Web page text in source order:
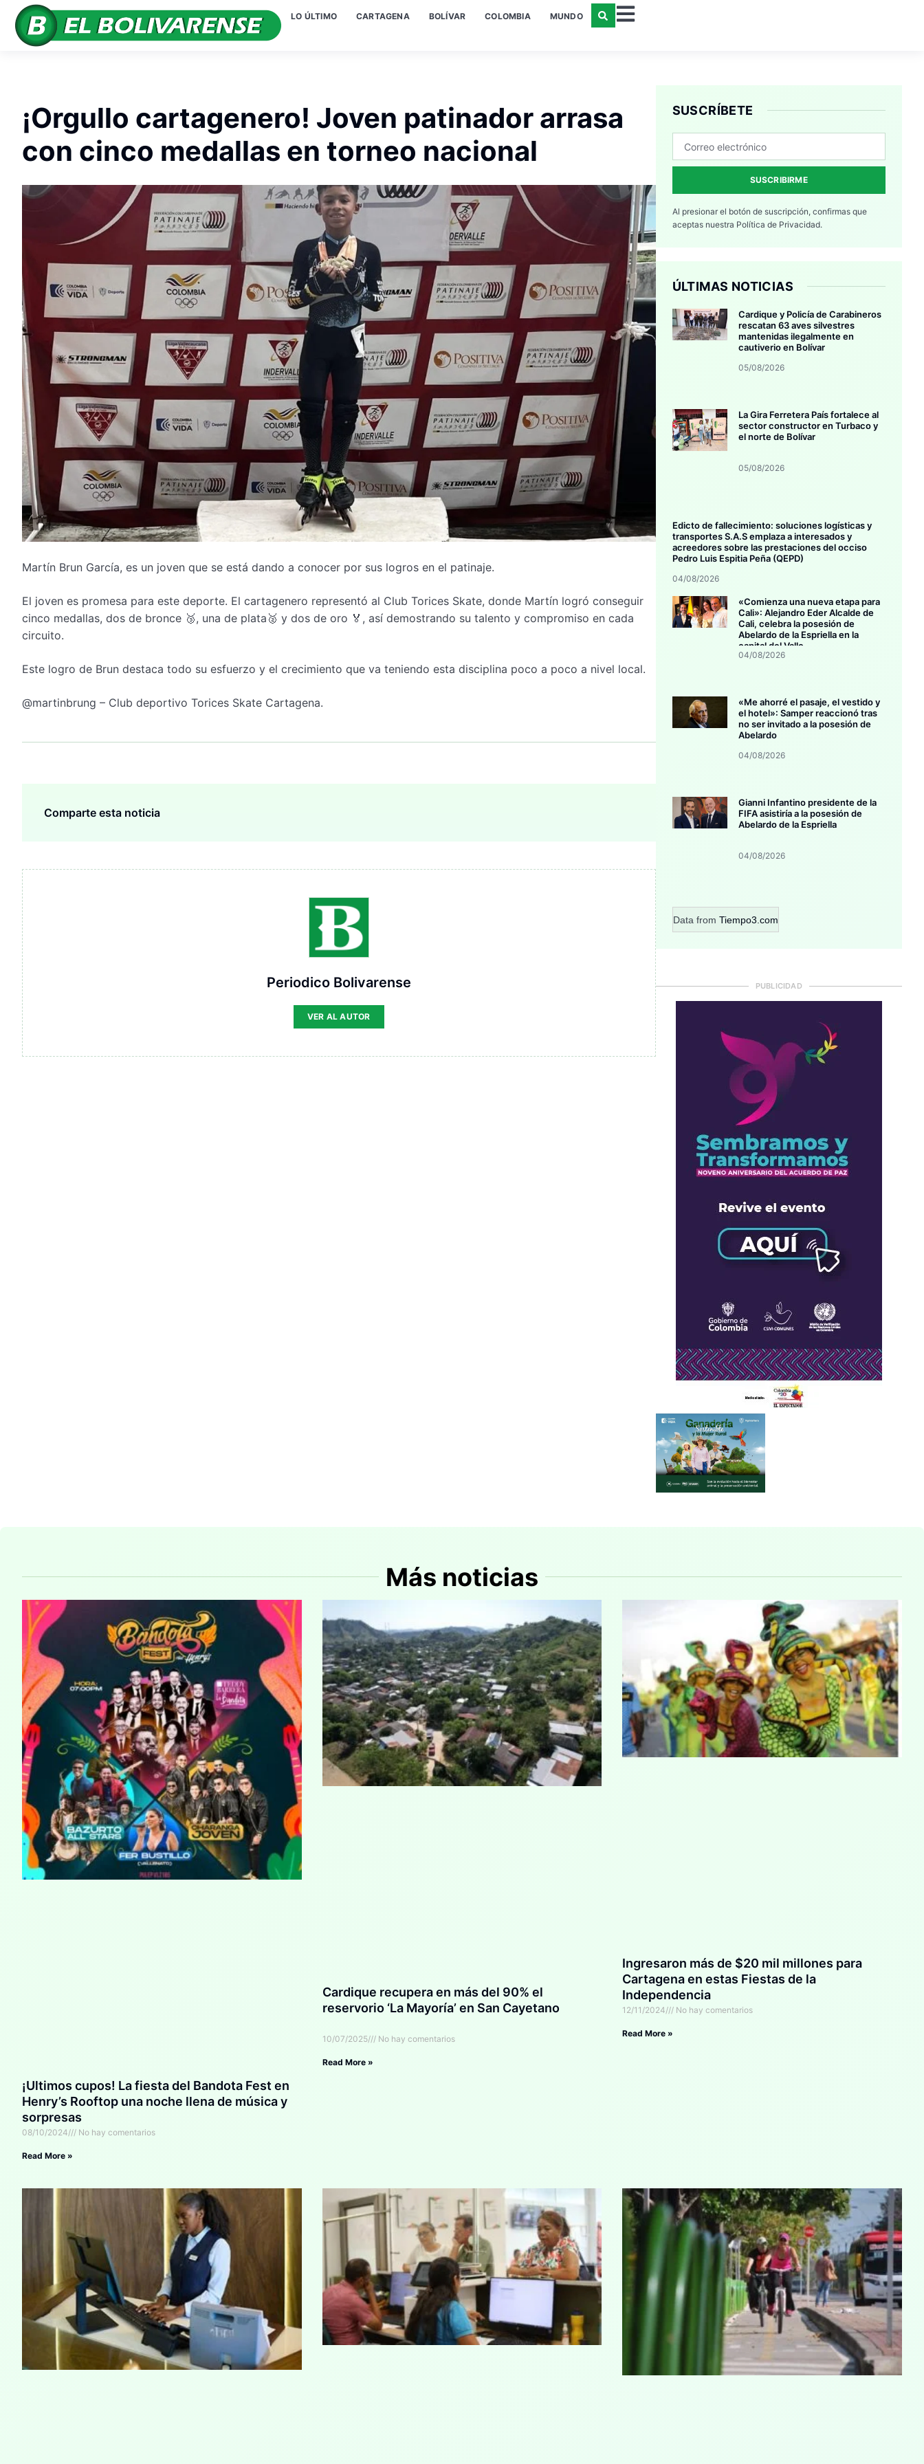
LO ÚLTIMO CARTAGENA BOLÍVAR COLOMBIA MUNDO
¡Orgullo cartagenero! Joven patinador arrasa
con cinco medallas en torneo nacional
Martín Brun García, es un joven que se está dando a conocer por sus logros en el patinaje.
El joven es promesa para este deporte. El cartagenero representó al Club Torices Skate, donde Martín logró conseguir
cinco medallas, dos de bronce 🥉, una de plata🥈 y dos de oro 🏅, así demostrando su talento y compromiso en cada
circuito.
Este logro de Brun destaca todo su esfuerzo y el crecimiento que va teniendo esta disciplina poco a poco a nivel local.
@martinbrung – Club deportivo Torices Skate Cartagena.
Comparte esta noticia
Periodico Bolivarense
VER AL AUTOR
SUSCRÍBETE
SUSCRIBIRME
Al presionar el botón de suscripción, confirmas que
aceptas nuestra Política de Privacidad.
ÚLTIMAS NOTICIAS
Cardique y Policía de Carabineros
rescatan 63 aves silvestres
mantenidas ilegalmente en
cautiverio en Bolívar
05/08/2026
La Gira Ferretera País fortalece al
sector constructor en Turbaco y
el norte de Bolívar
05/08/2026
Edicto de fallecimiento: soluciones logísticas y
transportes S.A.S emplaza a interesados y
acreedores sobre las prestaciones del occiso
Pedro Luis Espitia Peña (QEPD)
04/08/2026
«Comienza una nueva etapa para
Cali»: Alejandro Eder Alcalde de
Cali, celebra la posesión de
Abelardo de la Espriella en la
capital del Valle
04/08/2026
«Me ahorré el pasaje, el vestido y
el hotel»: Samper reaccionó tras
no ser invitado a la posesión de
Abelardo
04/08/2026
Gianni Infantino presidente de la
FIFA asistiría a la posesión de
Abelardo de la Espriella
04/08/2026
Data from Tiempo3.com
PUBLICIDAD
Más noticias
¡Ultimos cupos! La fiesta del Bandota Fest en
Henry’s Rooftop una noche llena de música y
sorpresas
08/10/2024 No hay comentarios
Read More »
Cardique recupera en más del 90% el
reservorio ‘La Mayoría’ en San Cayetano
10/07/2025 No hay comentarios
Read More »
Ingresaron más de $20 mil millones para
Cartagena en estas Fiestas de la
Independencia
12/11/2024 No hay comentarios
Read More »